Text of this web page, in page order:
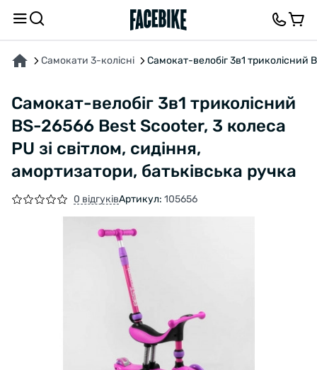
Самокати 3-колісні Самокат-велобіг 3в1 триколісний
Самокат-велобіг 3в1 триколісний
BS-26566 Best Scooter, 3 колеса
PU зі світлом, сидіння,
амортизатори, батьківська ручка
0 відгуківАртикул: 105656
ПРО ТОВАР ХАРАКТЕРИСТИКИВІДГУКИ ТА ЗАПИТАННЯ